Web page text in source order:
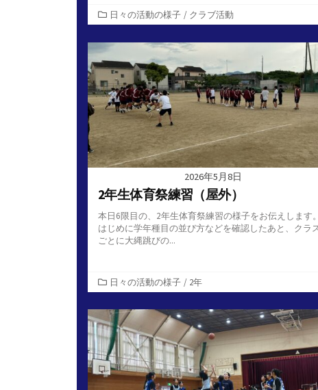
カ
テ
ゴ
ー
日々の活動の様子 / クラブ活動
2026年5月8日
2年生体育祭練習（屋外）
本日6限目の、2年生体育祭練習の様子をお伝えします。
はじめに学年種目の並び方などを確認したあと、クラ
ごとに大縄跳びの...
カ
テ
ゴ
リ
ー
日々の活動の様子 / 2年